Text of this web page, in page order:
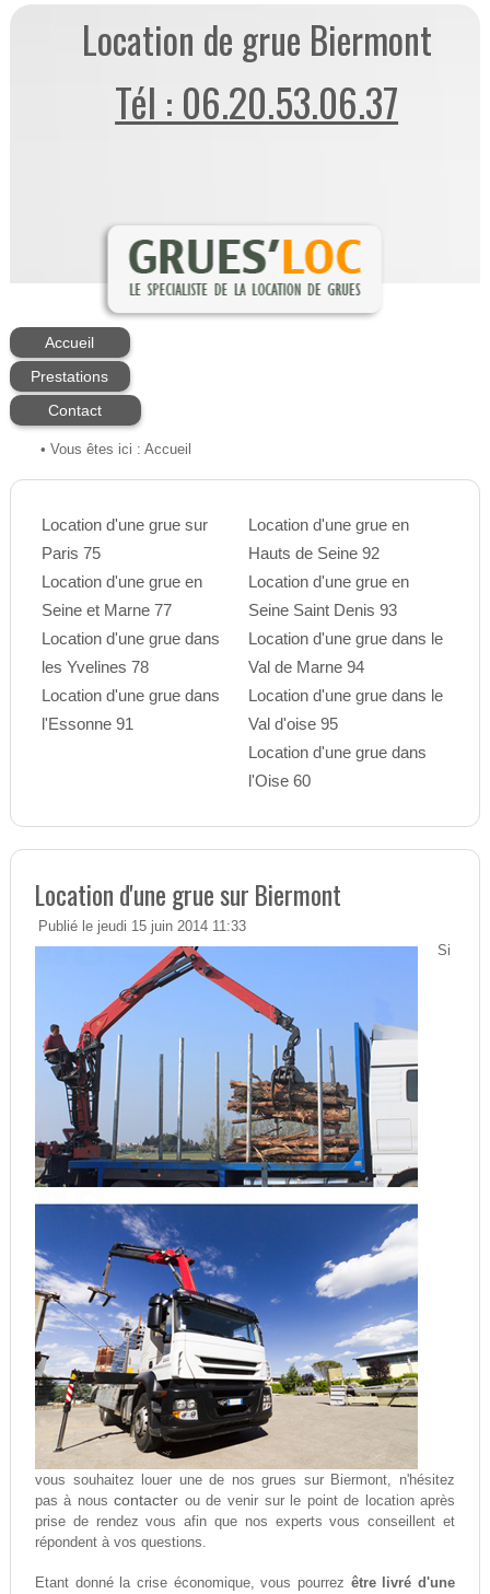
Location de grue Biermont
Tél : 06.20.53.06.37
Accueil
Prestations
Contact
• Vous êtes ici : Accueil
Location d'une grue sur
Paris 75
Location d'une grue en
Seine et Marne 77
Location d'une grue dans
les Yvelines 78
Location d'une grue dans
l'Essonne 91
Location d'une grue en
Hauts de Seine 92
Location d'une grue en
Seine Saint Denis 93
Location d'une grue dans le
Val de Marne 94
Location d'une grue dans le
Val d'oise 95
Location d'une grue dans
l'Oise 60
Location d'une grue sur Biermont
Publié le jeudi 15 juin 2014 11:33
Si
vous souhaitez louer une de nos grues sur Biermont, n'hésitez
pas à nouscontacter ou de venir sur le point de location après
prise de rendez vous afin que nos experts vous conseillent et
répondent à vos questions.
Etant donné la crise économique, vous pourrez être livré d'une